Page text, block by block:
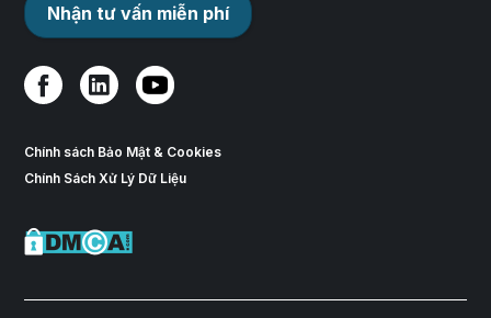
Nhận tư vấn miễn phí
Chính sách Bảo Mật & Cookies
Chính Sách Xử Lý Dữ Liệu